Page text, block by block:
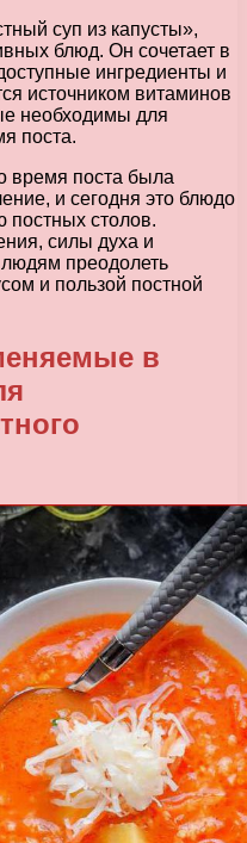
суп из капусты»,
блюд. Он сочетает в
ингредиенты и
источником витаминов
необходимы для
поста.
время поста была
и сегодня это блюдо
постных столов.
силы духа и
преодолеть
и пользой постной
в